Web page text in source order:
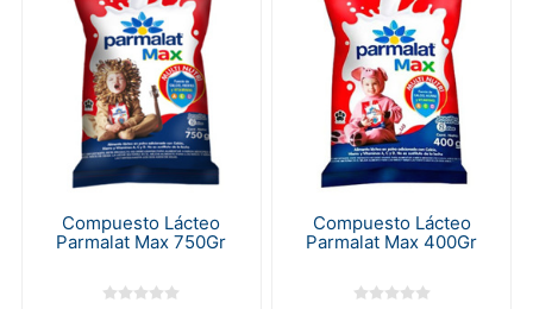
Compuesto Lácteo
Parmalat Max 750Gr
Compuesto Lácteo
Parmalat Max 400Gr